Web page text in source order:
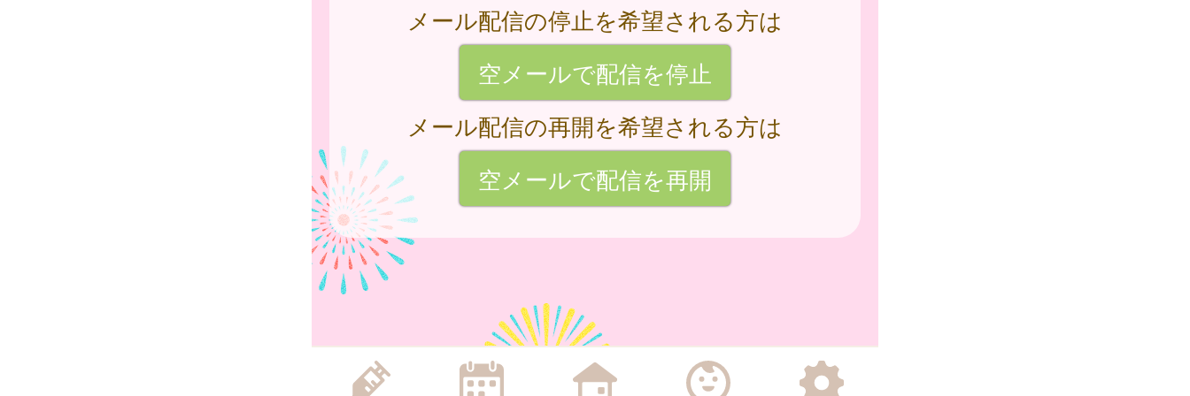
メール配信の停止を希望される方は
空メールで配信を停止
メール配信の再開を希望される方は
空メールで配信を再開